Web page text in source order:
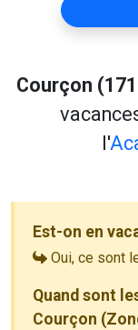
Courçon
l'
Est-on en
Oui, ce sont
Quand sont
Courçon